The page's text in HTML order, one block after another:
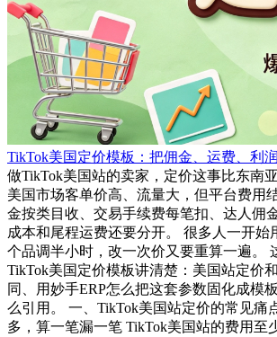
TikTok美国定价模板：把佣金、运费、利
做TikTok美国站的卖家，定价这事比东南
美国市场客单价高、流量大，但平台费用
金按类目收、交易手续费每笔扣、达人佣
成本和尾程运费还要分开。 很多人一开始
个品调半小时，改一次价又要重算一遍。
TikTok美国定价模板讲清楚：美国站定价
同、用妙手ERP怎么把这套参数固化成模
么引用。 一、TikTok美国站定价的常见痛
多，算一笔漏一笔 TikTok美国站的费用至